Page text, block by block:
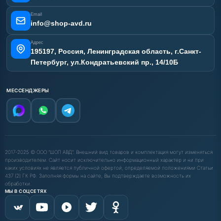
Email
info@shop-avd.ru
Адрес
195197, Россия, Ленинградская область, г.Санкт-
Петербург, ул.Кондратьевский пр., 14/10Б
МЕССЕНДЖЕРЫ
2017-2025 © ООО "ШОП АВД". Внешний вид товаров и комплектация могут изменяться
производителем. Сайт носит исключительно информационный характер и ни при
каких условиях не является публичной офертой, определяемой положениями Статьи
437 (2) ГК РФ. Заполняя формы на сайте, Вы подтверждаете возможность их
обработки.
МЫ В СОЦСЕТЯХ